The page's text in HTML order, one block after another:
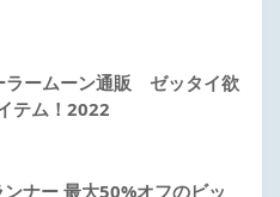
ラームーン通販 ゼッタイ欲
テム！2022
ナー 最大50%オフのビッ